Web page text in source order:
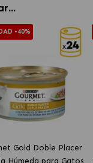
-40%
Gold Doble Placer
Húmeda para Gatos